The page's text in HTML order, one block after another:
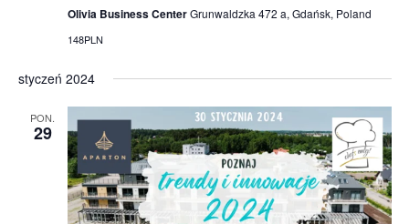
N
i
g
a
Olivia Business CenterGrunwaldzka 472 a, Gdańsk, Poland
148PLN
styczeń 2024
PON.
29